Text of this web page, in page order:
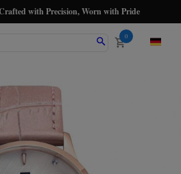
with Precision, Worn with Pride
0